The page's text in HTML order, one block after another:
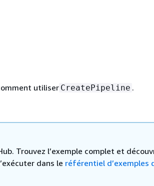
utiliser CreatePipeline .
Trouvez l’exemple complet et
dans le référentiel d’exemples